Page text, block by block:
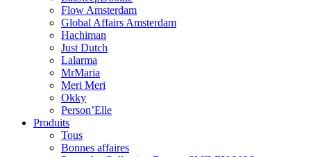
Flow Amsterdam
Global Affairs Amsterdam
Hachiman
Just Dutch
Lalarma
MrMaria
Meri Meri
Okky
Person’Elle
Produits
Tous
Bonnes affaires